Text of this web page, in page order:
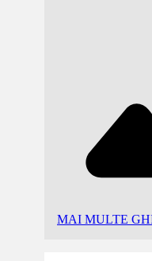
MAI MULTE